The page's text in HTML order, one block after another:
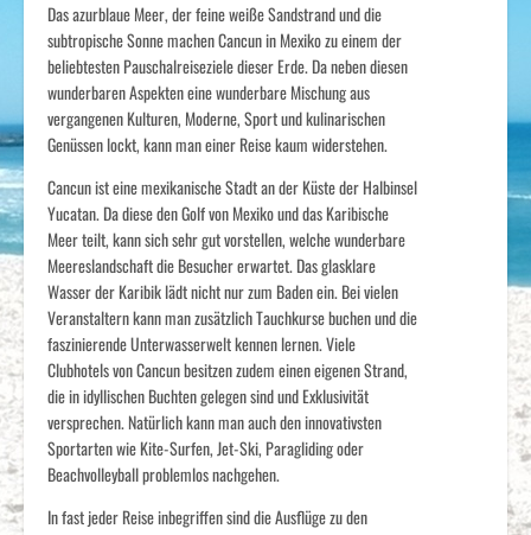
Das azurblaue Meer, der feine weiße Sandstrand und die
subtropische Sonne machen Cancun in Mexiko zu einem der
beliebtesten Pauschalreiseziele dieser Erde. Da neben diesen
wunderbaren Aspekten eine wunderbare Mischung aus
vergangenen Kulturen, Moderne, Sport und kulinarischen
Genüssen lockt, kann man einer Reise kaum widerstehen.
Cancun ist eine mexikanische Stadt an der Küste der Halbinsel
Yucatan. Da diese den Golf von Mexiko und das Karibische
Meer teilt, kann sich sehr gut vorstellen, welche wunderbare
Meereslandschaft die Besucher erwartet. Das glasklare
Wasser der Karibik lädt nicht nur zum Baden ein. Bei vielen
Veranstaltern kann man zusätzlich Tauchkurse buchen und die
faszinierende Unterwasserwelt kennen lernen. Viele
Clubhotels von Cancun besitzen zudem einen eigenen Strand,
die in idyllischen Buchten gelegen sind und Exklusivität
versprechen. Natürlich kann man auch den innovativsten
Sportarten wie Kite-Surfen, Jet-Ski, Paragliding oder
Beachvolleyball problemlos nachgehen.
In fast jeder Reise inbegriffen sind die Ausflüge zu den